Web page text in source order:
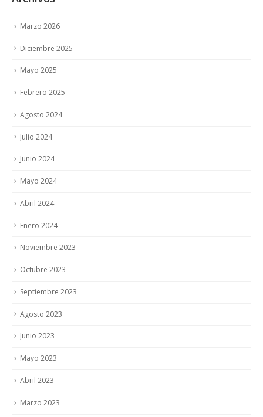
Marzo 2026
Diciembre 2025
Mayo 2025
Febrero 2025
Agosto 2024
Julio 2024
Junio 2024
Mayo 2024
Abril 2024
Enero 2024
Noviembre 2023
Octubre 2023
Septiembre 2023
Agosto 2023
Junio 2023
Mayo 2023
Abril 2023
Marzo 2023